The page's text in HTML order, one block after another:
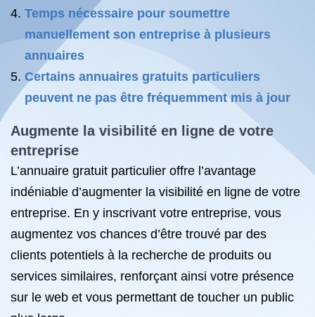
Temps nécessaire pour soumettre
manuellement son entreprise à plusieurs
annuaires
Certains annuaires gratuits particuliers
peuvent ne pas être fréquemment mis à jour
Augmente la visibilité en ligne de votre
entreprise
L’annuaire gratuit particulier offre l’avantage
indéniable d’augmenter la visibilité en ligne de votre
entreprise. En y inscrivant votre entreprise, vous
augmentez vos chances d’être trouvé par des
clients potentiels à la recherche de produits ou
services similaires, renforçant ainsi votre présence
sur le web et vous permettant de toucher un public